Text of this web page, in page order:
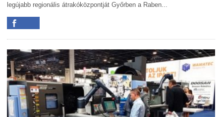
legújabb regionális átrakóközpontját Győrben a Raben...